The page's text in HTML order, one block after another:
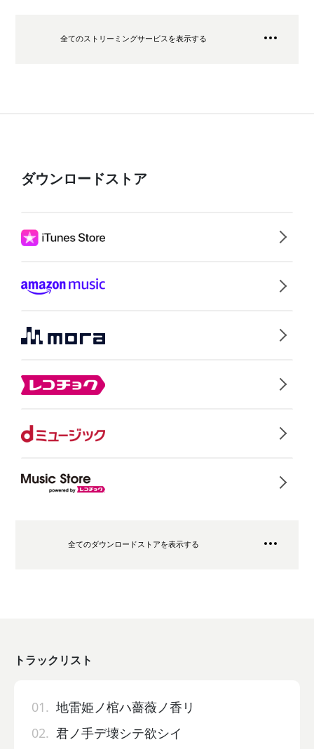
全てのストリーミングサービスを表示する
ダウンロードストア
全てのダウンロードストアを表示する
トラックリスト
01. 地雷姫ノ棺ハ薔薇ノ香リ
02. 君ノ手デ壊シテ欲シイ